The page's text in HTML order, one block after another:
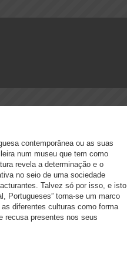
contemporânea ou as suas
num museu que tem como
revela a determinação e o
no seio de uma sociedade
Talvez só por isso, e isto
Portugueses” torna-se um marco
diferentes culturas como forma
recusa presentes nos seus